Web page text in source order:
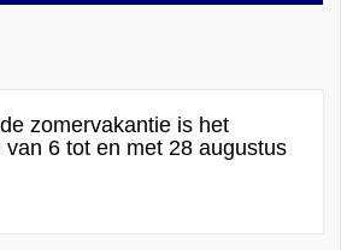
zomervakantie is het
van 6 tot en met 28 augustus